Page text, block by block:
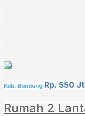
Kab. Bandung Rp. 550 Jt
Rumah 2